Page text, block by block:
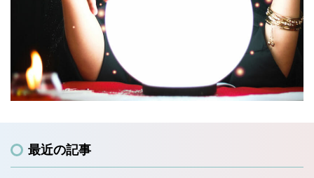
最近の記事